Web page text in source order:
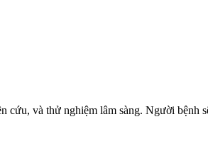
và thử nghiệm lâm sàng. Người bệnh